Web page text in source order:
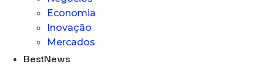
Economia
Inovação
Mercados
BestNews